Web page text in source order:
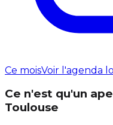
Ce moisVoir l'agenda
Ce n'est qu'un
Toulouse